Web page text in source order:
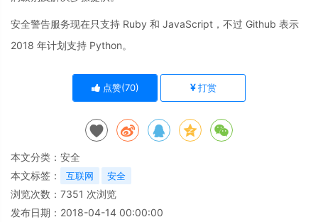
安全警告服务现在只支持 Ruby 和 JavaScript，不过 Github 表示
2018 年计划支持 Python。
点赞(70) 打赏
本文分类： 安全
本文标签：
互联网 安全
浏览次数： 7351 次浏览
发布日期：2018-04-14 00:00:00